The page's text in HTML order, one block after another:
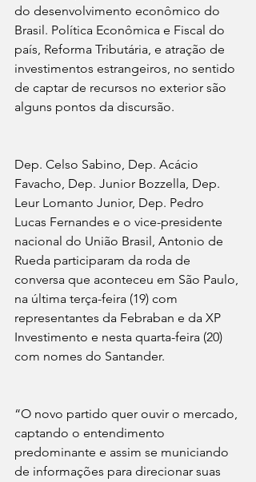
do desenvolvimento econômico do
Brasil. Política Econômica e Fiscal do
país, Reforma Tributária, e atração de
investimentos estrangeiros, no sentido
de captar de recursos no exterior são
alguns pontos da discursão.
Dep. Celso Sabino, Dep. Acácio
Favacho, Dep. Junior Bozzella, Dep.
Leur Lomanto Junior, Dep. Pedro
Lucas Fernandes e o vice-presidente
nacional do União Brasil, Antonio de
Rueda participaram da roda de
conversa que aconteceu em São Paulo,
na última terça-feira (19) com
representantes da Febraban e da XP
Investimento e nesta quarta-feira (20)
com nomes do Santander.
“O novo partido quer ouvir o mercado,
captando o entendimento
predominante e assim se municiando
de informações para direcionar suas